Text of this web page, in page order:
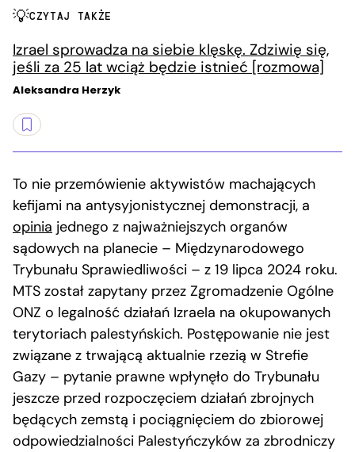
CZYTAJ TAKŻE
Izrael sprowadza na siebie klęskę. Zdziwię się,
jeśli za 25 lat wciąż będzie istnieć [rozmowa]
Aleksandra Herzyk
To nie przemówienie aktywistów machających
kefijami na antysyjonistycznej demonstracji, a
opinia jednego z najważniejszych organów
sądowych na planecie – Międzynarodowego
Trybunału Sprawiedliwości – z 19 lipca 2024 roku.
MTS został zapytany przez Zgromadzenie Ogólne
ONZ o legalność działań Izraela na okupowanych
terytoriach palestyńskich. Postępowanie nie jest
związane z trwającą aktualnie rzezią w Strefie
Gazy – pytanie prawne wpłynęło do Trybunału
jeszcze przed rozpoczęciem działań zbrojnych
będących zemstą i pociągnięciem do zbiorowej
odpowiedzialności Palestyńczyków za zbrodniczy